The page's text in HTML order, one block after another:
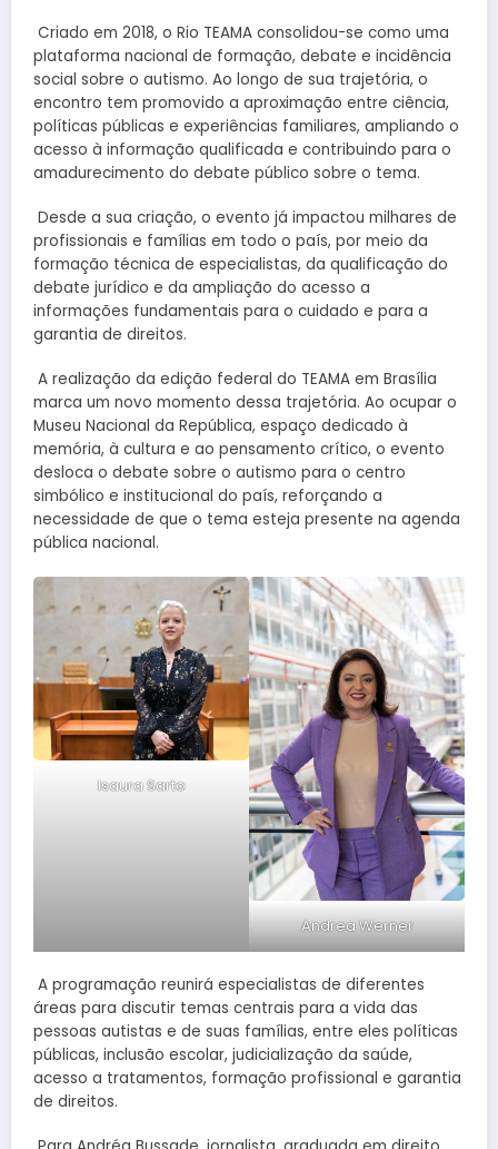
Criado em 2018, o Rio TEAMA consolidou-se como uma
plataforma nacional de formação, debate e incidência
social sobre o autismo. Ao longo de sua trajetória, o
encontro tem promovido a aproximação entre ciência,
políticas públicas e experiências familiares, ampliando o
acesso à informação qualificada e contribuindo para o
amadurecimento do debate público sobre o tema.
Desde a sua criação, o evento já impactou milhares de
profissionais e famílias em todo o país, por meio da
formação técnica de especialistas, da qualificação do
debate jurídico e da ampliação do acesso a
informações fundamentais para o cuidado e para a
garantia de direitos.
A realização da edição federal do TEAMA em Brasília
marca um novo momento dessa trajetória. Ao ocupar o
Museu Nacional da República, espaço dedicado à
memória, à cultura e ao pensamento crítico, o evento
desloca o debate sobre o autismo para o centro
simbólico e institucional do país, reforçando a
necessidade de que o tema esteja presente na agenda
pública nacional.
Isaura Sarto
Andrea Werner
A programação reunirá especialistas de diferentes
áreas para discutir temas centrais para a vida das
pessoas autistas e de suas famílias, entre eles políticas
públicas, inclusão escolar, judicialização da saúde,
acesso a tratamentos, formação profissional e garantia
de direitos.